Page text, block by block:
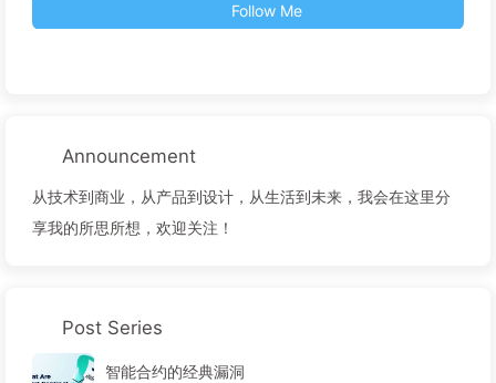
Follow Me
Announcement
从技术到商业，从产品到设计，从生活到未来，我会在这里分
享我的所思所想，欢迎关注！
Post Series
智能合约的经典漏洞